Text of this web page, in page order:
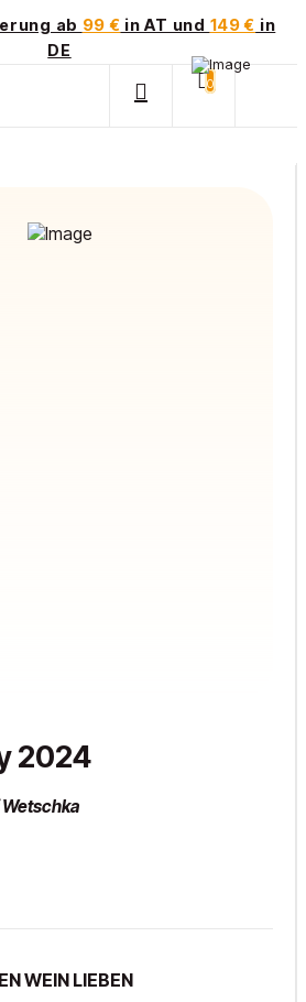
ab 99 € in AT und 149 € in
DE
0
2024
WEIN LIEBEN